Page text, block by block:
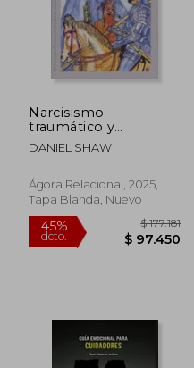
Narcisismo
traumático y
recuperación. Una
prisión de vergüenza
DANIEL SHAW
Ágora Relacional, 2025,
Tapa Blanda, Nuevo